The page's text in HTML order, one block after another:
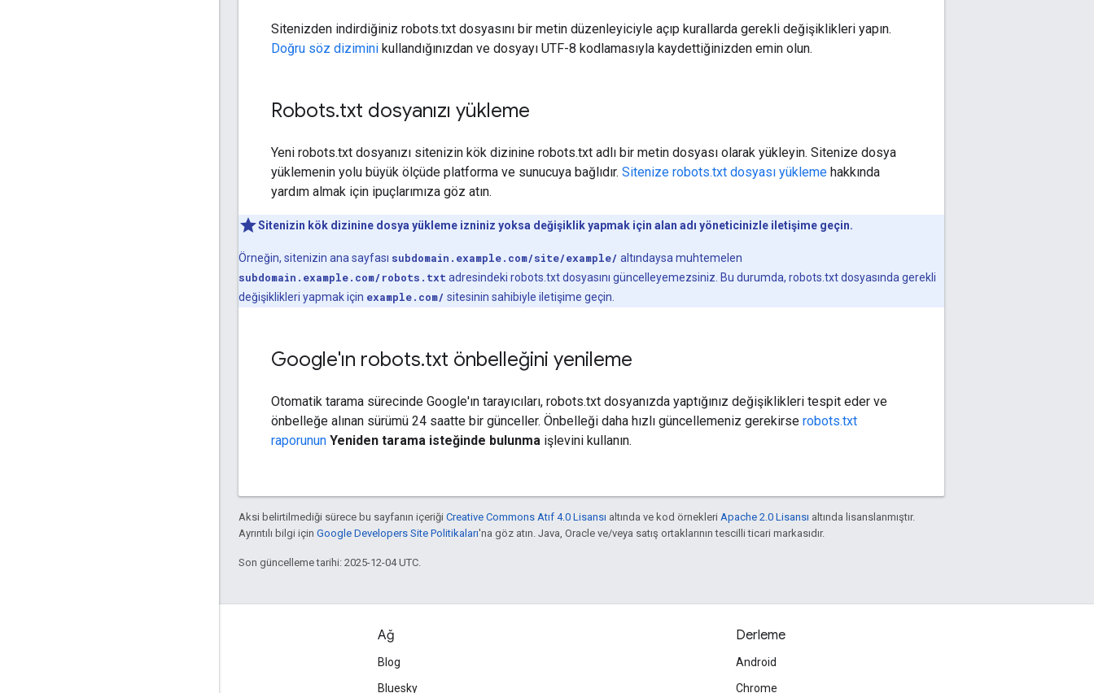
Sitenizden indirdiğiniz robots.txt dosyasını bir metin düzenleyiciyle açıp kurallarda gerekli değişiklikleri yapın.
Doğru söz dizimini kullandığınızdan ve dosyayı UTF-8 kodlamasıyla kaydettiğinizden emin olun.
Robots.txt dosyanızı yükleme
Yeni robots.txt dosyanızı sitenizin kök dizinine robots.txt adlı bir metin dosyası olarak yükleyin. Sitenize dosya
yüklemenin yolu büyük ölçüde platforma ve sunucuya bağlıdır. Sitenize robots.txt dosyası yükleme hakkında
yardım almak için ipuçlarımıza göz atın.
Sitenizin kök dizinine dosya yükleme izniniz yoksa değişiklik yapmak için alan adı yöneticinizle iletişime geçin.
Örneğin, sitenizin ana sayfası subdomain.example.com/site/example/ altındaysa muhtemelen
subdomain.example.com/robots.txt adresindeki robots.txt dosyasını güncelleyemezsiniz. Bu durumda, robots.txt dosyasında gerekli
değişiklikleri yapmak için example.com/ sitesinin sahibiyle iletişime geçin.
Google'ın robots.txt önbelleğini yenileme
Otomatik tarama sürecinde Google'ın tarayıcıları, robots.txt dosyanızda yaptığınız değişiklikleri tespit eder ve
önbelleğe alınan sürümü 24 saatte bir günceller. Önbelleği daha hızlı güncellemeniz gerekirse robots.txt
raporunun Yeniden tarama isteğinde bulunma işlevini kullanın.
Aksi belirtilmediği sürece bu sayfanın içeriği Creative Commons Atıf 4.0 Lisansı altında ve kod örnekleri Apache 2.0 Lisansı altında lisanslanmıştır.
Ayrıntılı bilgi için Google Developers Site Politikaları'na göz atın. Java, Oracle ve/veya satış ortaklarının tescilli ticari markasıdır.
Son güncelleme tarihi: 2025-12-04 UTC.
Ağ
Blog
Bluesky
Derleme
Android
Chrome